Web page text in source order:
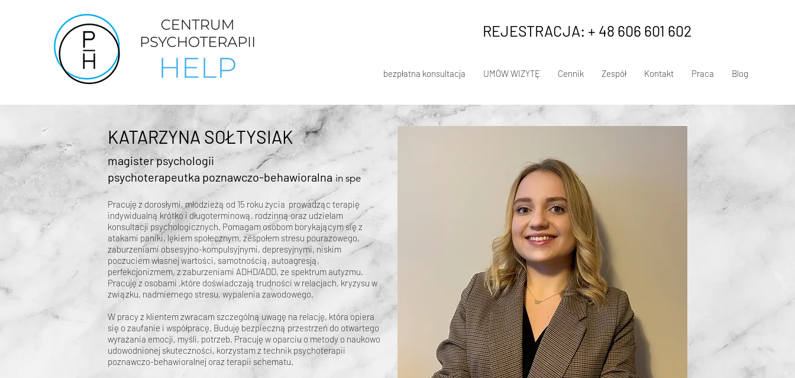
REJESTRACJA: + 48 606 601 602
bezpłatna konsultacja UMÓW WIZYTĘ Cennik Zespół Kontakt Praca Blog
KATARZYNA SOŁTYSIAK
magister psychologii
psychoterapeutka poznawczo-behawioralna in spe
Pracuję z dorosłymi, młodzieżą od 15 roku życia prowadząc terapię
indywidualną krótko i długoterminową, rodzinną oraz udzielam
konsultacji psychologicznych. Pomagam osobom borykającym się z
atakami paniki, lękiem społecznym, zespołem stresu pourazowego,
zaburzeniami obsesyjno-kompulsyjnymi, depresyjnymi, niskim
poczuciem własnej wartości, samotnością, autoagresją,
perfekcjonizmem, z zaburzeniami ADHD/ADD, ze spektrum autyzmu.
Pracuję z osobami ,które doświadczają trudności w relacjach, kryzysu w
związku, nadmiernego stresu, wypalenia zawodowego.
W pracy z klientem zwracam szczególną uwagę na relację, która opiera
się o zaufanie i współpracę. Buduję bezpieczną przestrzeń do otwartego
wyrażania emocji, myśli, potrzeb. Pracuję w oparciu o metody o naukowo
udowodnionej skuteczności, korzystam z technik psychoterapii
poznawczo-behawioralnej oraz terapii schematu.